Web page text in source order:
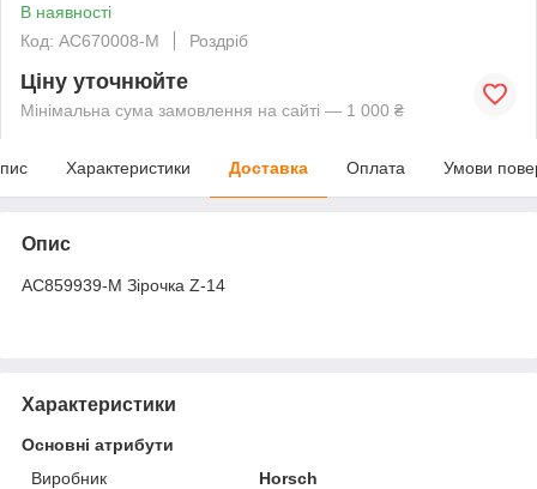
В наявності
Код: AC670008-M
Роздріб
Ціну уточнюйте
Мінімальна сума замовлення на сайті — 1 000 ₴
Характеристики Доставка Оплата Умови
Опис
AC859939-M Зірочка Z-14
Характеристики
Основні атрибути
Виробник
Horsch